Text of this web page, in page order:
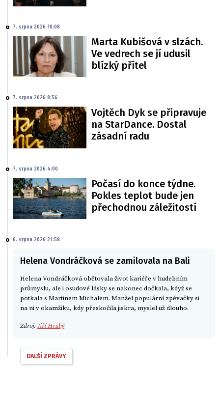
7. srpna 2026 10:08
Marta Kubišová v slzách.
Ve vedrech se jí udusil
blízký přítel
7. srpna 2026 8:56
Vojtěch Dyk se připravuje
na StarDance. Dostal
zásadní radu
7. srpna 2026 4:00
Počasí do konce týdne.
Pokles teplot bude jen
přechodnou záležitostí
6. srpna 2026 21:58
Helena Vondráčková se zamilovala na Bali
Helena Vondráčková obětovala život kariéře v hudebním
průmyslu, ale i osudové lásky se nakonec dočkala, když se
potkala s Martinem Michalem. Manžel populární zpěvačky si
na ni v okamžiku, kdy přeskočila jiskra, myslel už dlouho.
Zdroj:Jiří Hrubý
DALŠÍ ZPRÁVY